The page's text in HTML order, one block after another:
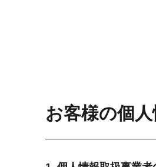
お客様の個